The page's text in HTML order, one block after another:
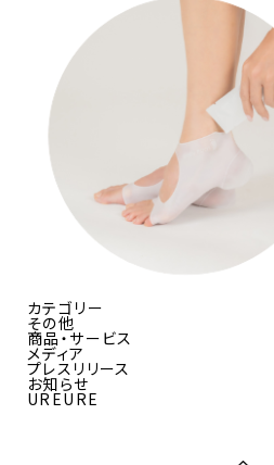
カテゴリー
その他
商品・サービス
メディア
プレスリリース
お知らせ
UREURE